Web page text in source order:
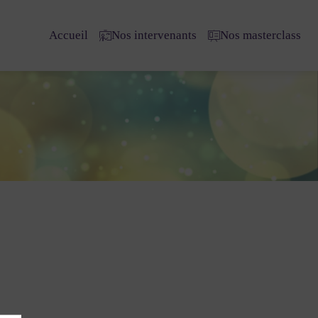
Accueil Nos intervenants Nos masterclass